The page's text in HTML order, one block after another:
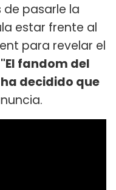
de pasarle la
estar frente al
para revelar el
"El fandom del
decidido que